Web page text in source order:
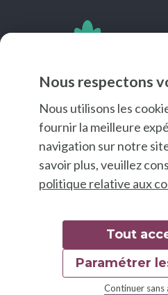
Nous respectons
Nous utilisons les
fournir la meilleure
navigation sur notre
savoir plus, veuillez
politique relative aux
Tout
Continuer sans
Paramétrer
© 2026